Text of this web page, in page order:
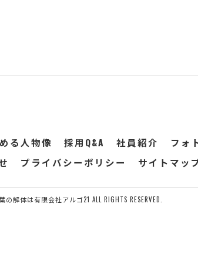
る人物像 採用Q&A 社員紹介
フォ
プライバシーポリシー サイトマッ
解体は有限会社アルゴ21 ALL RIGHTS RESERVED.